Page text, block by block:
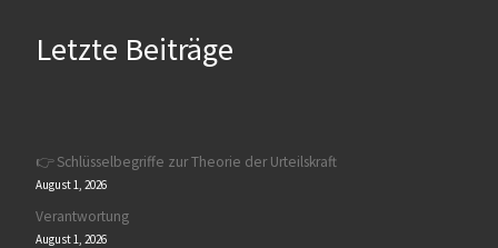
Letzte Beiträge
👉 Schlüsselbegriffe zur Theorie der Urteilskraft
August 1, 2026
Verantwortung
August 1, 2026